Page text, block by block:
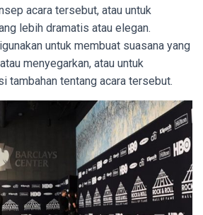
acara tersebut, atau untuk
lebih dramatis atau elegan.
untuk membuat suasana yang
menyegarkan, atau untuk
tambahan tentang acara tersebut.